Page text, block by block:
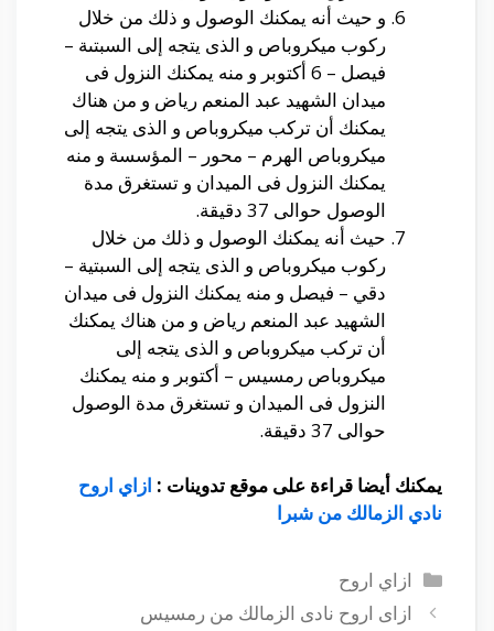
و حيث أنه يمكنك الوصول و ذلك من خلال
ركوب ميكروباص و الذى يتجه إلى السبتىة –
فيصل – 6 أكتوبر و منه يمكنك النزول فى
ميدان الشهيد عبد المنعم رياض و من هناك
يمكنك أن تركب ميكروباص و الذى يتجه إلى
ميكروباص الهرم – محور – المؤسسة و منه
يمكنك النزول فى الميدان و تستغرق مدة
الوصول حوالى 37 دقيقة.
حيث أنه يمكنك الوصول و ذلك من خلال
ركوب ميكروباص و الذى يتجه إلى السبتية –
دقي – فيصل و منه يمكنك النزول فى ميدان
الشهيد عبد المنعم رياض و من هناك يمكنك
أن تركب ميكروباص و الذى يتجه إلى
ميكروباص رمسيس – أكتوبر و منه يمكنك
النزول فى الميدان و تستغرق مدة الوصول
حوالى 37 دقيقة.
يمكنك أيضا قراءة على موقع تدوينات : ازاي اروح
نادي الزمالك من شبرا
التصنيفات
ازاي اروح
ازاى اروح نادى الزمالك من رمسيس